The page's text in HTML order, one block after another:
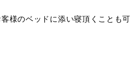
様のベッドに添い寝頂くことも